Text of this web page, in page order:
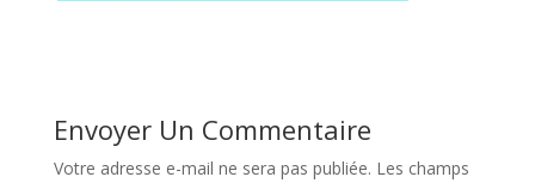
Envoyer Un Commentaire
Votre adresse e-mail ne sera pas publiée. Les champs